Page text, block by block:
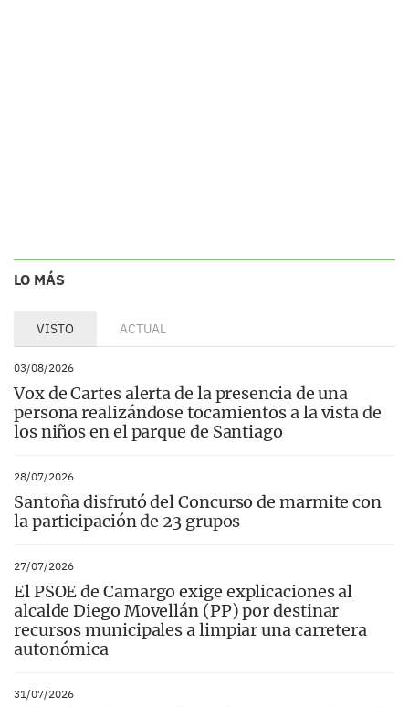
LO MÁS
VISTO ACTUAL
03/08/2026
Vox de Cartes alerta de la presencia de una
persona realizándose tocamientos a la vista de
los niños en el parque de Santiago
28/07/2026
Santoña disfrutó del Concurso de marmite con
la participación de 23 grupos
27/07/2026
El PSOE de Camargo exige explicaciones al
alcalde Diego Movellán (PP) por destinar
recursos municipales a limpiar una carretera
autonómica
31/07/2026